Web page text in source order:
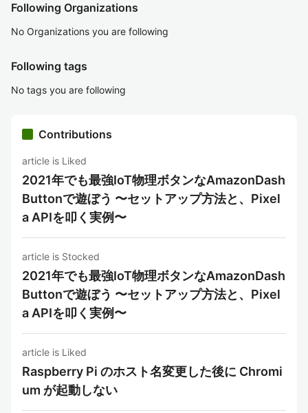
Following Organizations
No Organizations you are following
Following tags
No tags you are following
Contributions
article is Liked
2021年でも最強IoT物理ボタンなAmazonDash
Buttonで遊ぼう 〜セットアップ方法と、Pixel
a APIを叩く実例〜
article is Stocked
2021年でも最強IoT物理ボタンなAmazonDash
Buttonで遊ぼう 〜セットアップ方法と、Pixel
a APIを叩く実例〜
article is Liked
Raspberry Pi のホスト名変更した後に Chromi
um が起動しない